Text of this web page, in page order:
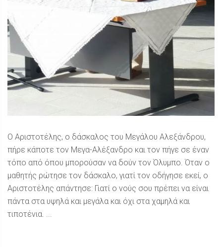
Ο Αριστοτέλης, ο δάσκαλος του Μεγάλου Αλεξάνδρου,
πήρε κάποτε τον Μεγα-Αλέξανδρο και τον πήγε σε έναν
τόπο από όπου μπορούσαν να δούν τον Όλυμπο. Όταν ο
μαθητής ρώτησε τον δάσκαλο, γιατί τον οδήγησε εκεί, ο
Αριστοτέλης απάντησε: Γιατί ο νούς σου πρέπει να είναι
πάντα στα υψηλά και μεγάλα και όχι στα χαμηλά και
τιποτένια. ...